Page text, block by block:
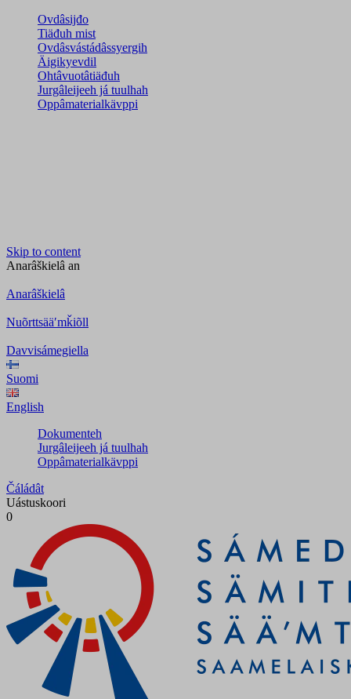
Ovdâsijđo
Tiäđuh mist
Ovdâsvástádâssyergih
Äigikyevdil
Ohtâvuotâtiäđuh
Jurgâleijeeh já tuulhah
Oppâmaterialkävppi
Skip to content
Anarâškielâ an
Anarâškielâ
Nuõrttsääʹmǩiõll
Davvisámegiella
Suomi
English
Dokumenteh
Jurgâleijeeh já tuulhah
Oppâmaterialkävppi
Čáládât
Uástuskoori
0